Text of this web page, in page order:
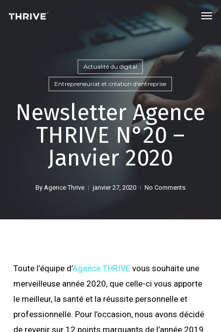
Actualité du digital
Entrepreneuriat et création d'entreprise
Newsletter Agence
THRIVE N°20 –
Janvier 2020
By Agence Thrive janvier 27, 2020 No Comments
Toute l’équipe d’Agence THRIVEvous souhaite une
merveilleuse année 2020, que celle-ci vous apporte
le meilleur, la santé et la réussite personnelle et
professionnelle. Pour l’occasion, nous avons décidé
de revenir sur 12 points marquants de l’année 2019